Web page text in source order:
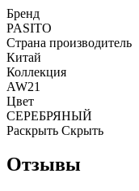
Бренд
PASITO
Страна производитель
Китай
Коллекция
AW21
Цвет
СЕРЕБРЯНЫЙ
Раскрыть Скрыть
Отзывы